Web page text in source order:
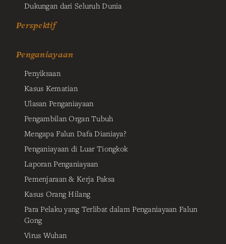
Dukungan dari Seluruh Dunia
Perspektif
Penganiayaan
Penyiksaan
Kasus Kematian
Ulasan Penganiayaan
Pengambilan Organ Tubuh
Mengapa Falun Dafa Dianiaya?
Penganiayaan di Luar Tiongkok
Laporan Penganiayaan
Pemenjaraan & Kerja Paksa
Kasus Orang Hilang
Para Pelaku yang Terlibat dalam Penganiayaan Falun
Gong
Virus Wuhan